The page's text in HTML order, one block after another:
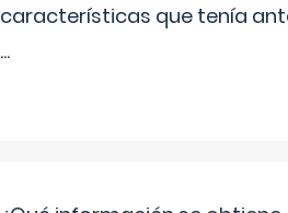
características que tenía
...